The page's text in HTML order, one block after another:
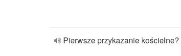
Pierwsze przykazanie kościelne?